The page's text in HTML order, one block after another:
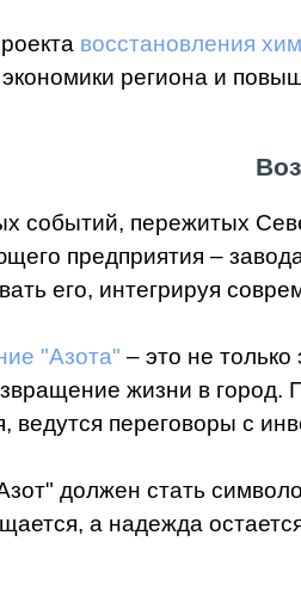
восстановления
региона и
событий, пережитых
предприятия –
его, интегрируя
"Азота" – это не
жизни в город.
ведутся переговоры с
должен стать
а надежда